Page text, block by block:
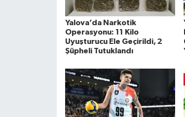
Yalova’da Narkotik
Operasyonu: 11 Kilo
Uyuşturucu Ele Geçirildi, 2
Şüpheli Tutuklandı